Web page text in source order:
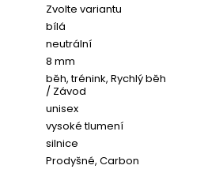
Zvolte variantu
bílá
neutrální
8 mm
běh, trénink, Rychlý běh
/ Závod
unisex
vysoké tlumení
silnice
Prodyšné, Carbon